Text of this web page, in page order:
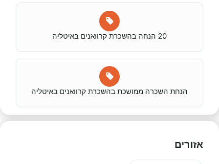
20 הנחה בהשכרת קרוואנים באיטליה
הנחת השכרה ממושכת בהשכרת קרוואנים באיטליה
אזורים